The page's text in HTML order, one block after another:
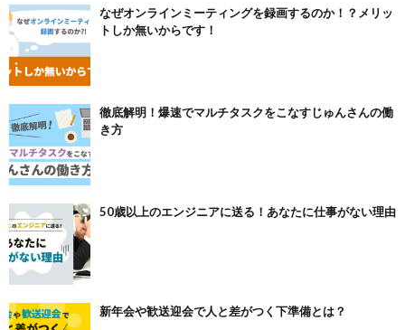
なぜオンラインミーティングを録画するのか！？メリッ
トしか無いからです！
徹底解明！爆速でマルチタスクをこなすじゅんさんの働
き方
50歳以上のエンジニアに送る！あなたに仕事がない理由
新年会や歓送迎会で人と差がつく下準備とは？